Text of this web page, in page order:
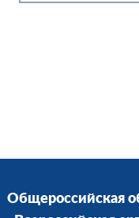
Общероссийская